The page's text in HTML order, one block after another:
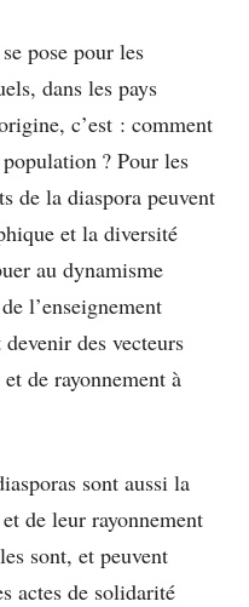
pose pour les
dans les pays
c’est : comment
? Pour les
de la diaspora peuvent
et la diversité
au dynamisme
l’enseignement
des vecteurs
de rayonnement à
sont aussi la
de leur rayonnement
sont, et peuvent
actes de solidarité